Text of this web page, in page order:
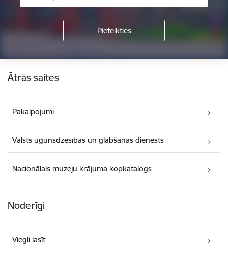
Ātrās saites
Pakalpojumi
Valsts ugunsdzēsības un glābšanas dienests
Nacionālais muzeju krājuma kopkatalogs
Noderīgi
Viegli lasīt